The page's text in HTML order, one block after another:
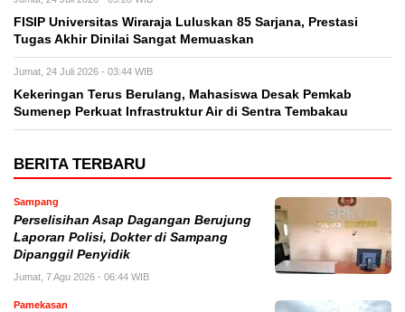
FISIP Universitas Wiraraja Luluskan 85 Sarjana, Prestasi
Tugas Akhir Dinilai Sangat Memuaskan
Jumat, 24 Juli 2026 - 03:44 WIB
Kekeringan Terus Berulang, Mahasiswa Desak Pemkab
Sumenep Perkuat Infrastruktur Air di Sentra Tembakau
BERITA TERBARU
Sampang
Perselisihan Asap Dagangan Berujung
Laporan Polisi, Dokter di Sampang
Dipanggil Penyidik
Jumat, 7 Agu 2026 - 06:44 WIB
Pamekasan